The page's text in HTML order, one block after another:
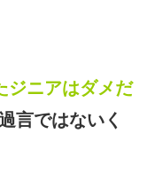
ジニアはダメだ
言ではないく